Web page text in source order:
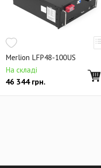
Merlion LFP48-100US
На складі
46 344грн.